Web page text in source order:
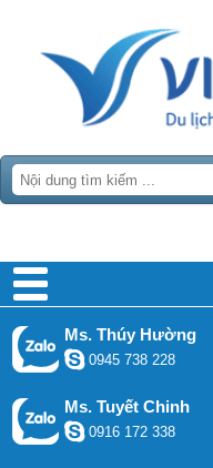
Ms. Thúy Hường
0945 738 228
Ms. Tuyết Chinh
0916 172 338